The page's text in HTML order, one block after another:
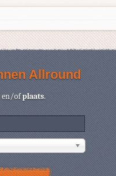
Allround
en/ofplaats.